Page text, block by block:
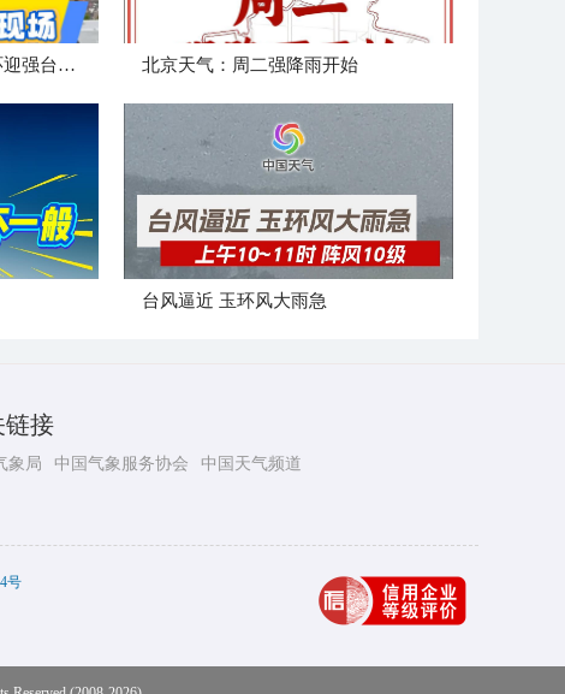
中国天气追风组在浙江玉环迎强台风“白海豚”登陆 北京天气：周二强降雨开始
台风逼近 玉环风大雨急
链接
象局 中国气象服务协会 中国天气频道
号